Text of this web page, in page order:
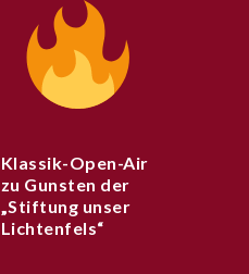
Klassik-Open-Air
zu Gunsten der
„Stiftung unser
Lichtenfels“